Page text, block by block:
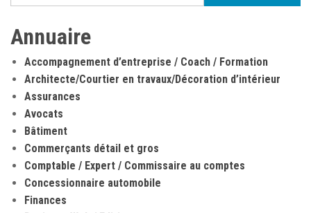
Annuaire
Accompagnement d’entreprise / Coach / Formation
Architecte/Courtier en travaux/Décoration d’intérieur
Assurances
Avocats
Bâtiment
Commerçants détail et gros
Comptable / Expert / Commissaire au comptes
Concessionnaire automobile
Finances